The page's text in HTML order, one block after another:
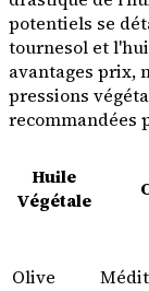
potentiels se
tournesol et
avantages prix,
pressions
recommandées
Huile
Végétale
Olive